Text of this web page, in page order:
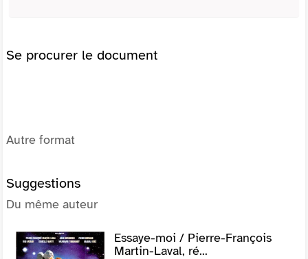
Se procurer le document
Autre format
Suggestions
Du même auteur
Essaye-moi / Pierre-François
Martin-Laval, ré...